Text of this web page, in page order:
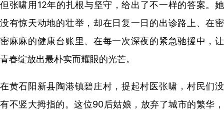
但张啸用12年的扎根与坚守，给出了不一样的答案。她
没有惊天动地的壮举，却在日复一日的出诊路上、在密
密麻麻的健康台账里、在每一次深夜的紧急驰援中，让
青春绽放出最朴实而耀眼的光芒。
在黄石阳新县陶港镇碧庄村，提起村医张啸，村民们没
有不竖大拇指的。这位90后姑娘，放弃了城市的繁华，